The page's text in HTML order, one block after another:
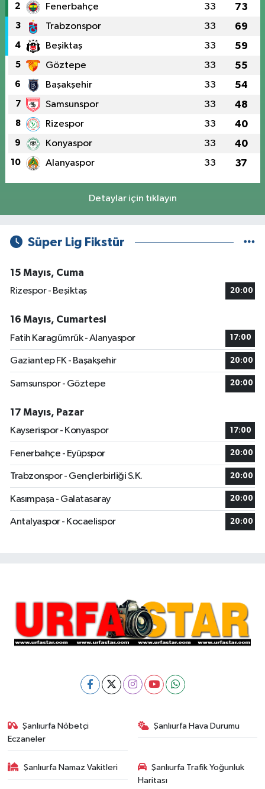
2 Fenerbahçe 33 73
3 Trabzonspor 33 69
4 Beşiktaş 33 59
5 Göztepe 33 55
6 Başakşehir 33 54
7 Samsunspor 33 48
8 Rizespor 33 40
9 Konyaspor 33 40
10 Alanyaspor 33 37
Detaylar için tıklayın
Süper Lig Fikstür
15 Mayıs, Cuma
Rizespor - Beşiktaş
20:00
16 Mayıs, Cumartesi
Fatih Karagümrük - Alanyaspor
17:00
Gaziantep FK - Başakşehir 20:00
Samsunspor - Göztepe 20:00
17 Mayıs, Pazar
Kayserispor - Konyaspor
17:00
Fenerbahçe - Eyüpspor 20:00
Trabzonspor - Gençlerbirliği S.K. 20:00
Kasımpaşa - Galatasaray 20:00
Antalyaspor - Kocaelispor 20:00
Şanlıurfa Nöbetçi
Eczaneler
Şanlıurfa Hava Durumu
Şanlıurfa Namaz Vakitleri
Şanlıurfa Trafik Yoğunluk
Haritası